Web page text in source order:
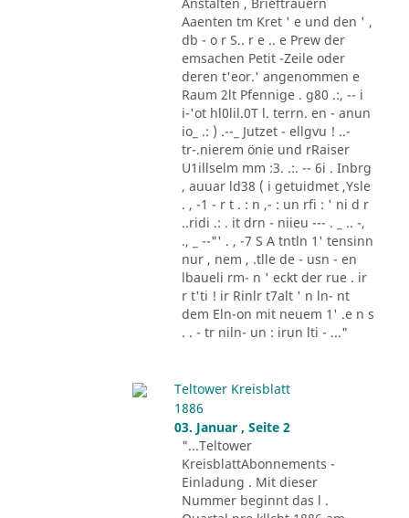
Aaenten tm Kret ' e und den ' ,
db - o r S.. r e .. e Prew der
emsachen Petit -Zeile oder
deren t'eor.' angenommen e
Raum 2lt Pfennige . g80 .:, -- i
i-'ot hl0lil.0T l. terrn. en - anun
io_ .: ) .--_ Jutzet - ellgvu ! ..-
tr-.nierem önie und rRaiser
U1illselm mm :3. .:. -- 6i . Inbrg
, auuar ld38 ( i getuidmet ,Ysle
. , -1 - r t . : n ,- : un rfi : ' ni d r
..ridi .: . it drn - niieu --- . _ .. -,
., _ --"' . , -7 S A tntln 1' tensinn
nur , nem , .tlle de - usn - en
lbaueli rm- n ' eckt der rue . ir
r t'ti ! ir Rinlr t7alt ' n ln- nt
dem Eln-on mit neuem 1' .e n s
. . - tr niln- un : irun lti - ..."
Teltower Kreisblatt
1886
03. Januar , Seite 2
"...Teltower
KreisblattAbonnements -
Einladung . Mit dieser
Nummer beginnt das l .